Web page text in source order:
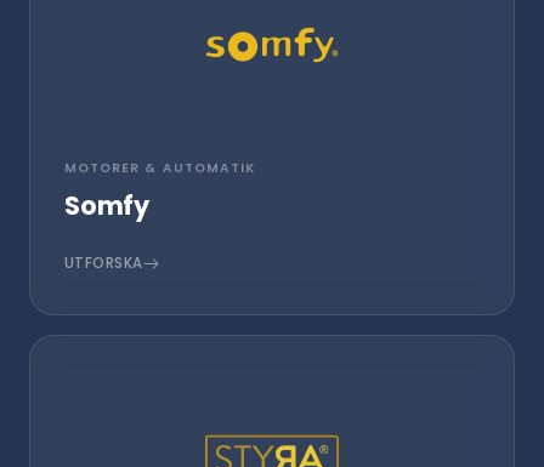
MOTORER & AUTOMATIK
Somfy
UTFORSKA